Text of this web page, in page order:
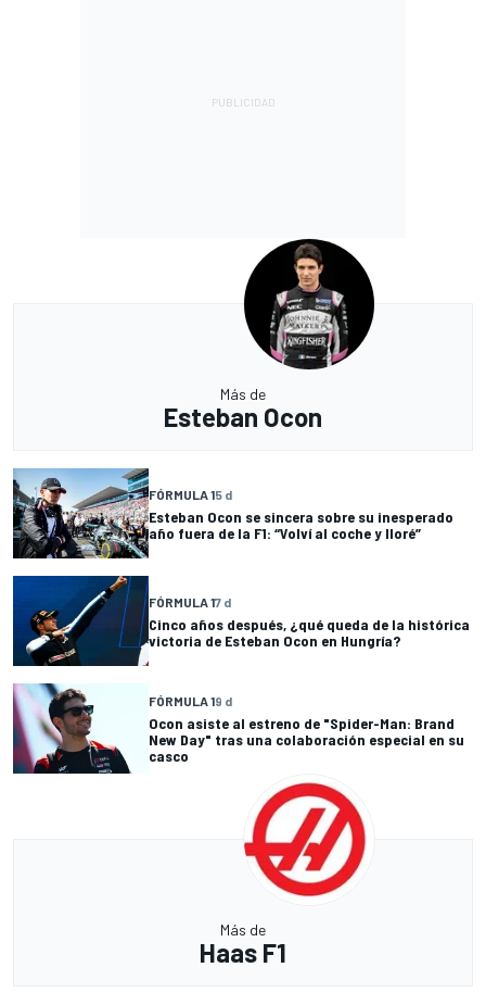
Más de
Esteban Ocon
FÓRMULA 15 d
Esteban Ocon se sincera sobre su inesperado
año fuera de la F1: “Volví al coche y lloré”
FÓRMULA 17 d
Cinco años después, ¿qué queda de la histórica
victoria de Esteban Ocon en Hungría?
FÓRMULA 19 d
Ocon asiste al estreno de "Spider-Man: Brand
New Day" tras una colaboración especial en su
casco
Más de
Haas F1